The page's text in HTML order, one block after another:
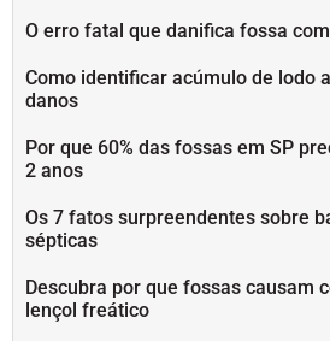
O erro fatal que danifica fossa
Como identificar acúmulo de lodo
danos
Por que 60% das fossas em SP
2 anos
Os 7 fatos surpreendentes sobre
sépticas
Descubra por que fossas causam
lençol freático